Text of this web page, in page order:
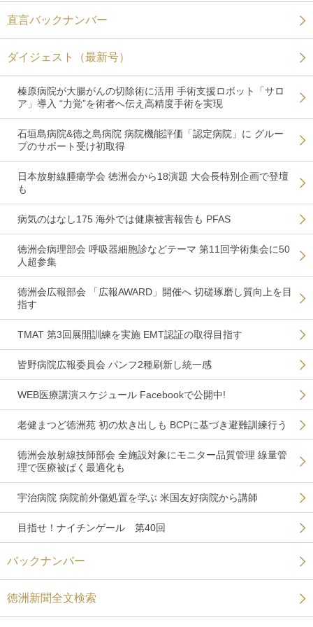
直言バックナンバー
ダイジェスト（最新号）
榛原病院が大腸がんの切除術に活用 手術支援ロボット「サロ
ア」導入 “力覚”を術者へ伝え高精度手術を実現
石垣島病院&徳之島病院 病院機能評価「認定病院」に グルー
プのサポート受け初取得
日本放射線腫瘍学会 徳洲会から18演題 大会長特別企画で登壇
も
病気のはなし175 海外では健康被害報告も PFAS
徳洲会病理部会 呼吸器細胞診などテーマ 第11回学術集会に50
人超参集
徳洲会広報部会 「広報AWARD」開催へ 切磋琢磨し質向上を目
指す
TMAT 第3回展開訓練を実施 EMT認証の取得目指す
皆野病院広報委員会 パンフ2種刷新し統一感
WEB医療講演スケジュール Facebookで公開中!
老健まつど徳洲苑 初の炊き出しも BCPに基づき避難訓練行う
徳洲会放射線技師部会 全施設対象にモニター品質管理 線量管
理で医療被ばく最適化も
宇治病院 病院前外傷処置を学ぶ 米国友好病院から講師
目指せ！ナイチンゲール 第40回
バックナンバー
徳洲新聞全文検索